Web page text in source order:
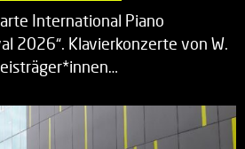
International Piano
2026“. Klavierkonzerte von W.